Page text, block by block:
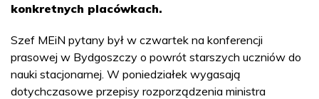
konkretnych placówkach.
Szef MEiN pytany był w czwartek na konferencji
prasowej w Bydgoszczy o powrót starszych uczniów do
nauki stacjonarnej. W poniedziałek wygasają
dotychczasowe przepisy rozporządzenia ministra